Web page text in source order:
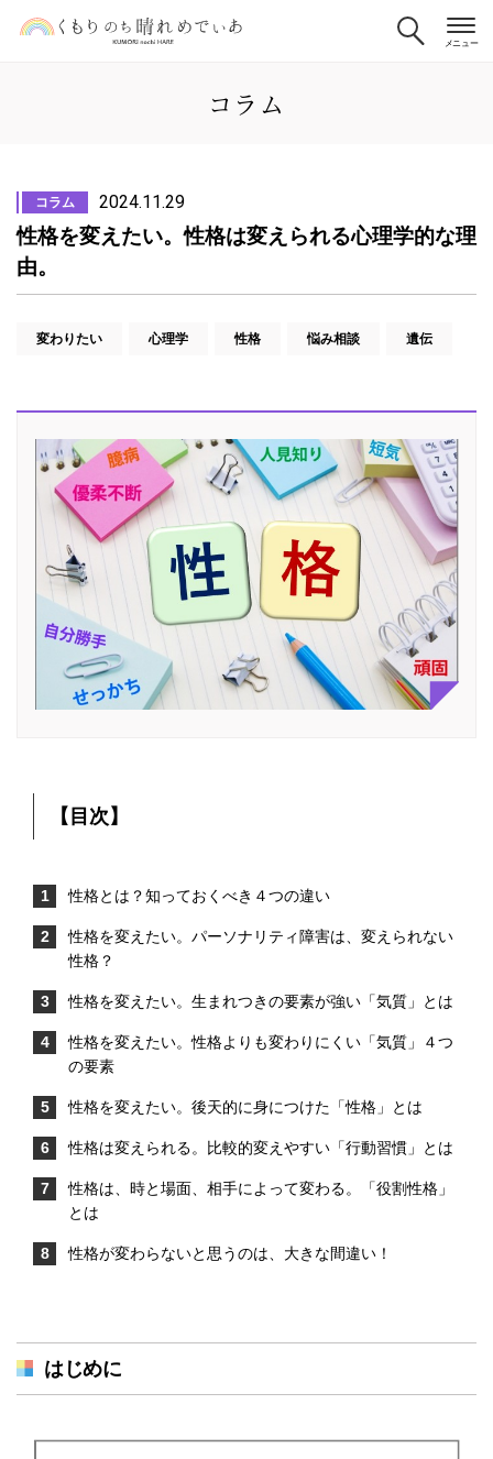
コラム
コラム 2024.11.29
性格を変えたい。性格は変えられる心理学的な理
由。
変わりたい 心理学 性格 悩み相談 遺伝
【目次】
性格とは？知っておくべき４つの違い
性格を変えたい。パーソナリティ障害は、変えられない
性格？
性格を変えたい。生まれつきの要素が強い「気質」とは
性格を変えたい。性格よりも変わりにくい「気質」４つ
の要素
性格を変えたい。後天的に身につけた「性格」とは
性格は変えられる。比較的変えやすい「行動習慣」とは
性格は、時と場面、相手によって変わる。「役割性格」
とは
性格が変わらないと思うのは、大きな間違い！
はじめに